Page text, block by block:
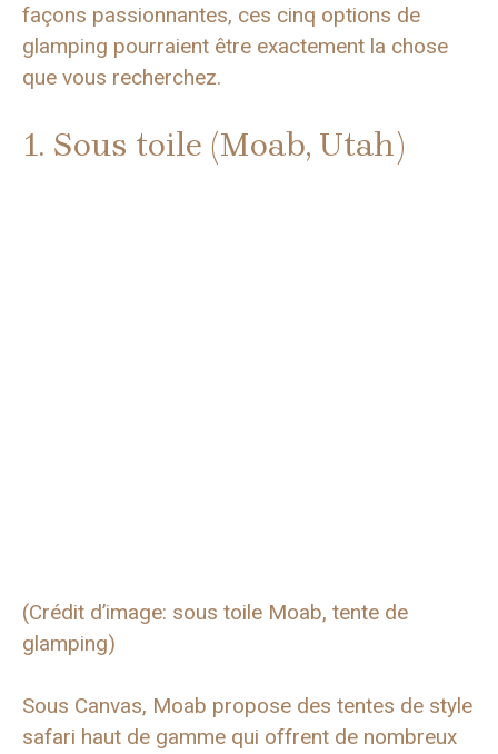
façons passionnantes, ces cinq options de
glamping pourraient être exactement la chose
que vous recherchez.
1. Sous toile (Moab, Utah)
(Crédit d’image: sous toile Moab, tente de
glamping)
Sous Canvas, Moab propose des tentes de style
safari haut de gamme qui offrent de nombreux